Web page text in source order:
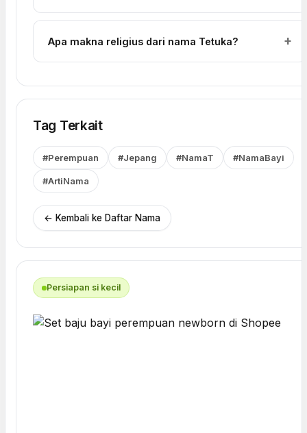
Apa makna religius dari nama Tetuka?
Tag Terkait
#Perempuan #Jepang #NamaT #NamaBayi
#ArtiNama
← Kembali ke Daftar Nama
Persiapan si kecil